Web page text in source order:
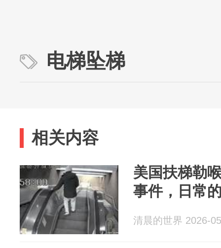
电梯坠梯
相关内容
美国扶梯勒
事件，日常
清晨的世界 2026-